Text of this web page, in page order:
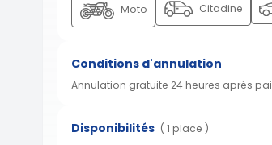
Moto Citadine
Conditions d'annulation
Annulation gratuite 24 heures après
Disponibilités ( 1 place )